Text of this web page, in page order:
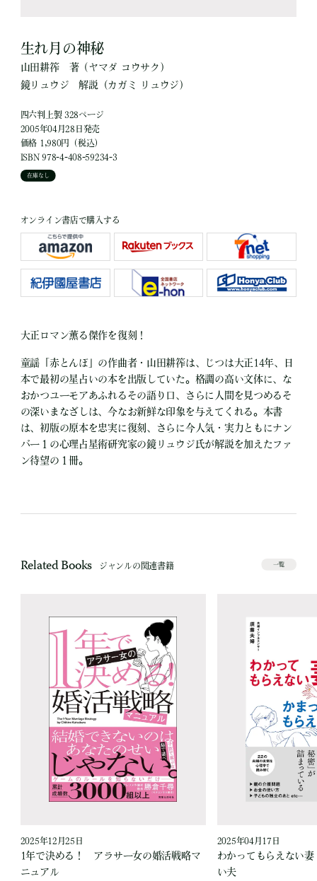
生れ月の神秘
山田耕筰 著（ヤマダ コウサク）
鏡リュウジ
解説 （カガミ リュウジ）
四六判上製 328ページ
2005年04月28日発売
価格 1,980円（税込）
ISBN 978-4-408-59234-3
在庫なし
オンライン書店で購入する
大正ロマン薫る傑作を復刻！
童謡「赤とんぼ」の作曲者・山田耕筰は、じつは大正14年、日
本で最初の星占いの本を出版していた。格調の高い文体に、な
おかつユーモアあふれるその語り口、さらに人間を見つめるそ
の深いまなざしは、今なお新鮮な印象を与えてくれる。本書
は、初版の原本を忠実に復刻、さらに今人気・実力ともにナン
バー１の心理占星術研究家の鏡リュウジ氏が解説を加えたファ
ン待望の１冊。
Related Books ジャンルの関連書籍 一覧
2025年12月25日
1年で決める！ アラサー女の婚活戦略マ
ニュアル
2025年04月17日
わかってもらえない
い夫